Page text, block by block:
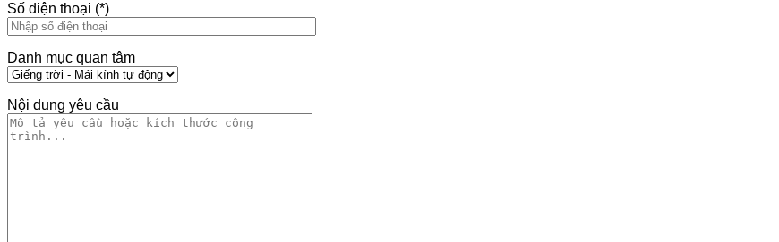
Số điện thoại (*)
Danh mục quan tâm
Nội dung yêu cầu